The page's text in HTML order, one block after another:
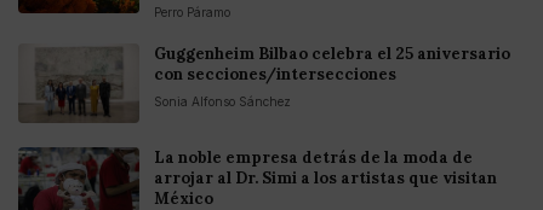
Perro Páramo
Guggenheim Bilbao celebra el 25 aniversario
con secciones/intersecciones
Sonia Alfonso Sánchez
La noble empresa detrás de la moda de
arrojar al Dr. Simi a los artistas que visitan
México